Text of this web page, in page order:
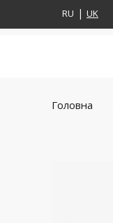
RU UK
Головна